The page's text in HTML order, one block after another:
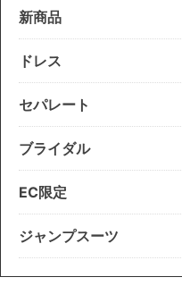
新商品
ドレス
セパレート
ブライダル
EC限定
ジャンプスーツ